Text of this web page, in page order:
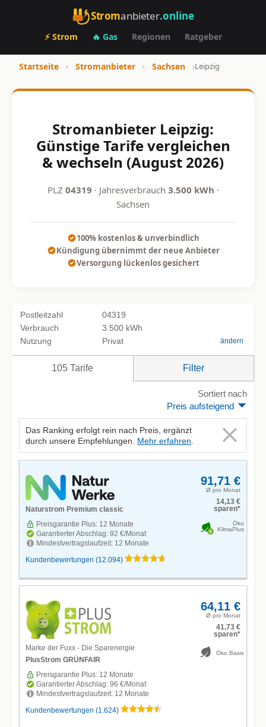
Stromanbieter.online
⚡ Strom 🔥 Gas Regionen Ratgeber
Startseite › Stromanbieter › Sachsen ›Leipzig
Stromanbieter Leipzig:
Günstige Tarife vergleichen
& wechseln (August 2026)
PLZ 04319 · Jahresverbrauch 3.500 kWh ·
Sachsen
100% kostenlos & unverbindlich
Kündigung übernimmt der neue Anbieter
Versorgung lückenlos gesichert